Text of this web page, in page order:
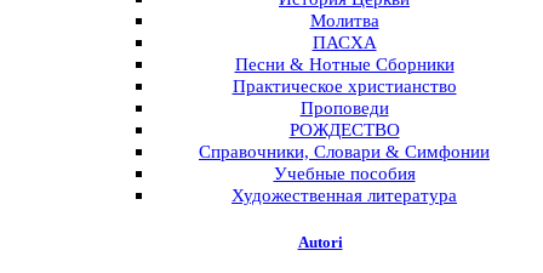
Молитва
ПАСХА
Песни & Нотные Сборники
Практическое христианство
Проповеди
РОЖДЕСТВО
Справочники, Словари & Симфонии
Учебные пособия
Художественная литература
Autori